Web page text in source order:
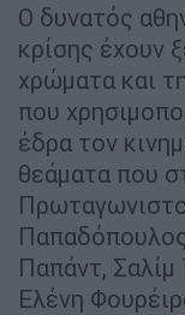
Ο δυνατός
κρίσης έχουν
χρώματα και
που
έδρα τον
θεάματα που
Παπάντ,
Ελένη